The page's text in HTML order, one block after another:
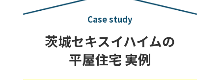
Case study
茨城セキスイハイムの
平屋住宅 実例